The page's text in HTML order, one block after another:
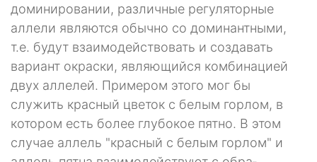
доминировании, различные регуляторные
аллели являются обычно со доминантными,
т.е. будут взаимодействовать и создавать
вариант окраски, являющийся ком­бинацией
двух аллелей. Примером этого мог бы
служить красный цветок с белым горлом, в
котором есть более глубокое пятно. В этом
случае ал­лель "красный с белым горлом" и